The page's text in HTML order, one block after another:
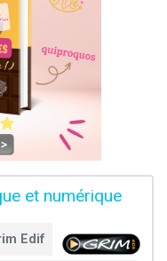
et numérique
Edif